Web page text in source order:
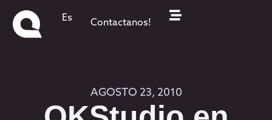
Es Contactanos!
AGOSTO 23, 2010